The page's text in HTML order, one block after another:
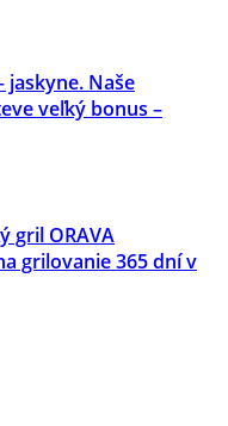
Naše
veľký bonus –
gril ORAVA
grilovanie 365 dní v